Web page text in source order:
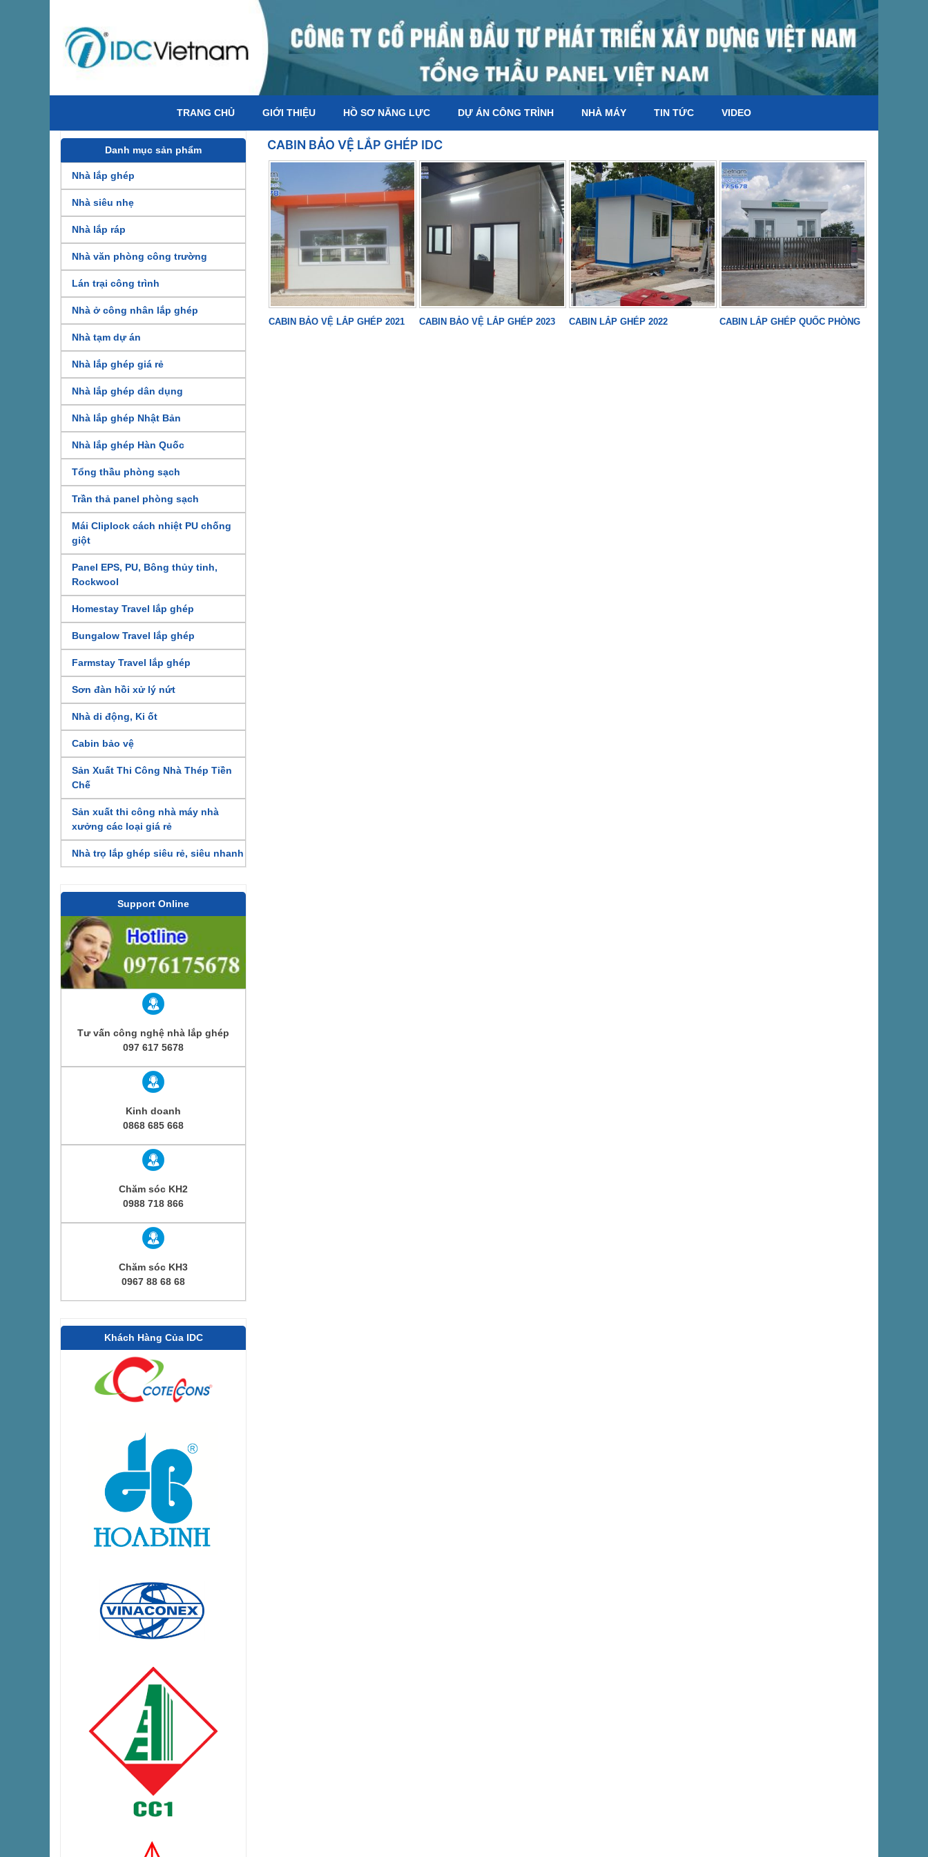
TRANG CHỦ GIỚI THIỆU HỒ SƠ NĂNG LỰC DỰ ÁN CÔNG TRÌNH NHÀ MÁY TIN TỨC VIDEO
Danh mục sản phẩm
Nhà lắp ghép
Nhà siêu nhẹ
Nhà lắp ráp
Nhà văn phòng công trường
Lán trại công trình
Nhà ở công nhân lắp ghép
Nhà tạm dự án
Nhà lắp ghép giá rẻ
Nhà lắp ghép dân dụng
Nhà lắp ghép Nhật Bản
Nhà lắp ghép Hàn Quốc
Tổng thầu phòng sạch
Trần thả panel phòng sạch
Mái Cliplock cách nhiệt PU chống
giột
Panel EPS, PU, Bông thủy tinh,
Rockwool
Homestay Travel lắp ghép
Bungalow Travel lắp ghép
Farmstay Travel lắp ghép
Sơn đàn hồi xử lý nứt
Nhà di động, Ki ốt
Cabin bảo vệ
Sản Xuất Thi Công Nhà Thép Tiền
Chế
Sản xuất thi công nhà máy nhà
xưởng các loại giá rẻ
Nhà trọ lắp ghép siêu rẻ, siêu nhanh
Support Online
Tư vấn công nghệ nhà lắp ghép
097 617 5678
Kinh doanh
0868 685 668
Chăm sóc KH2
0988 718 866
Chăm sóc KH3
0967 88 68 68
Khách Hàng Của IDC
CABIN BẢO VỆ LẮP GHÉP IDC
CABIN BẢO VỆ LẮP GHÉP 2021 CABIN BẢO VỆ LẮP GHÉP 2023 CABIN LẮP GHÉP 2022 CABIN LẮP GHÉP QUỐC PHÒNG